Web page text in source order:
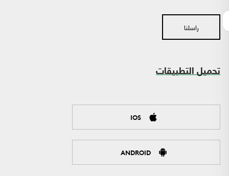
راسلنا
تحميل التطبيقات
IOS
ANDROID